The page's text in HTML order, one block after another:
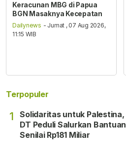
Keracunan MBG di Papua
BGN Masaknya Kecepatan
Dailynews - Jumat , 07 Aug 2026,
11:15 WIB
Terpopuler
1
Solidaritas untuk Palestina,
DT Peduli Salurkan Bantuan
Senilai Rp181 Miliar